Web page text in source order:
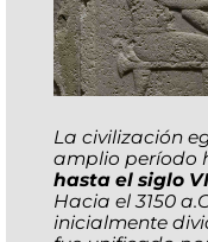
La civilización
amplio período
hasta el siglo VI
Hacia el 3150
inicialmente